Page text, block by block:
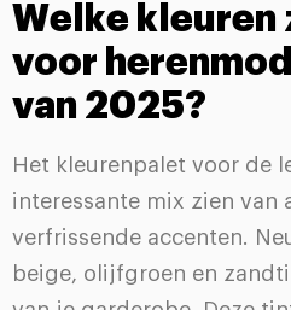
Welke kleuren
voor
van 2025?
Het kleurenpalet voor de
interessante mix zien van
verfrissende accenten.
beige, olijfgroen en